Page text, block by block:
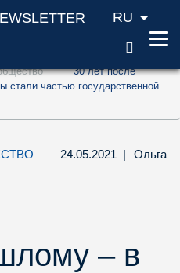
(ключ доступа
доступа '2')
(ключ доступа '3')
RU
30 лет после
частью государственной
24.05.2021 |
Ольга
– в